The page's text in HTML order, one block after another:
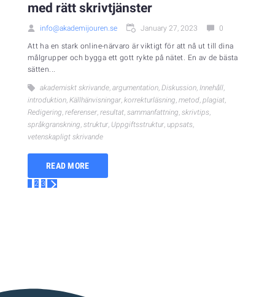
med rätt skrivtjänster
info@akademijouren.se January 27, 2023 0
Att ha en stark online-närvaro är viktigt för att nå ut till dina
målgrupper och bygga ett gott rykte på nätet. En av de bästa
sätten...
akademiskt skrivande, argumentation, Diskussion, Innehåll,
introduktion, Källhänvisningar, korrekturläsning, metod, plagiat,
Redigering, referenser, resultat, sammanfattning, skrivtips,
språkgranskning, struktur, Uppgiftsstruktur, uppsats,
vetenskapligt skrivande
READ MORE
2 3